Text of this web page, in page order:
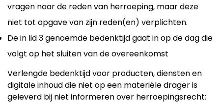
vragen naar de reden van herroeping, maar deze
niet tot opgave van zijn reden(en) verplichten.
De in lid 3 genoemde bedenktijd gaat in op de dag die
volgt op het sluiten van de overeenkomst
Verlengde bedenktijd voor producten, diensten en
digitale inhoud die niet op een materiële drager is
geleverd bij niet informeren over herroepingsrecht: